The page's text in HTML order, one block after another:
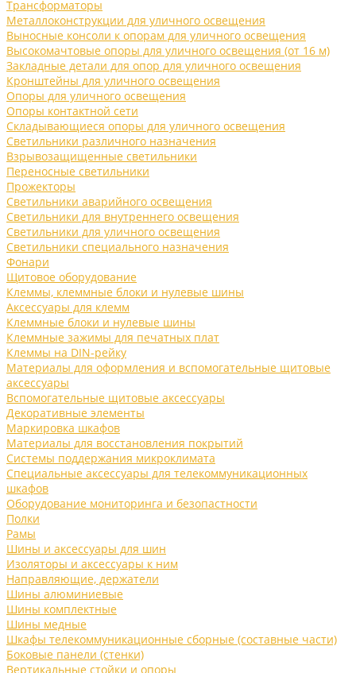
Трансформаторы
Металлоконструкции для уличного освещения
Выносные консоли к опорам для уличного освещения
Высокомачтовые опоры для уличного освещения (от 16 м)
Закладные детали для опор для уличного освещения
Кронштейны для уличного освещения
Опоры для уличного освещения
Опоры контактной сети
Складывающиеся опоры для уличного освещения
Светильники различного назначения
Взрывозащищенные светильники
Переносные светильники
Прожекторы
Светильники аварийного освещения
Светильники для внутреннего освещения
Светильники для уличного освещения
Светильники специального назначения
Фонари
Щитовое оборудование
Клеммы, клеммные блоки и нулевые шины
Аксессуары для клемм
Клеммные блоки и нулевые шины
Клеммные зажимы для печатных плат
Клеммы на DIN-рейку
Материалы для оформления и вспомогательные щитовые
аксессуары
Вспомогательные щитовые аксессуары
Декоративные элементы
Маркировка шкафов
Материалы для восстановления покрытий
Системы поддержания микроклимата
Специальные аксессуары для телекоммуникационных
шкафов
Оборудование мониторинга и безопастности
Полки
Рамы
Шины и аксессуары для шин
Изоляторы и аксессуары к ним
Направляющие, держатели
Шины алюминиевые
Шины комплектные
Шины медные
Шкафы телекоммуникационные сборные (составные части)
Боковые панели (стенки)
Вертикальные стойки и опоры